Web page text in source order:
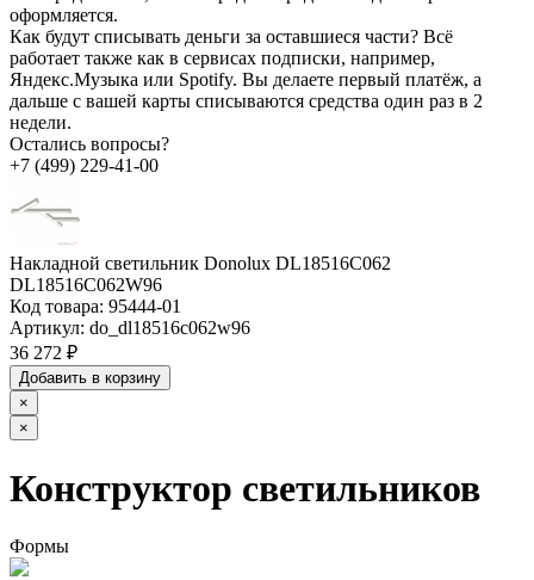
оформляется.
Как будут списывать деньги за оставшиеся части? Всё
работает также как в сервисах подписки, например,
Яндекс.Музыка или Spotify. Вы делаете первый платёж, а
дальше с вашей карты списываются средства один раз в 2
недели.
Остались вопросы?
+7 (499) 229-41-00
Накладной светильник Donolux DL18516C062
DL18516C062W96
Код товара: 95444-01
Артикул: do_dl18516c062w96
36 272 ₽
Добавить в корзину
×
×
Конструктор светильников
Формы